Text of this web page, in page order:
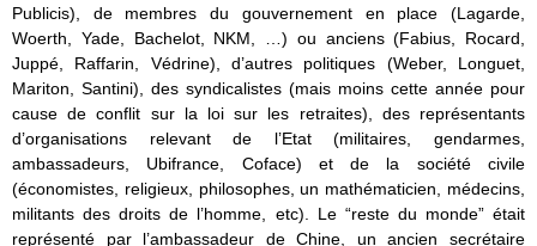
Publicis), de membres du gouvernement en place (Lagarde,
Woerth, Yade, Bachelot, NKM, …) ou anciens (Fabius, Rocard,
Juppé, Raffarin, Védrine), d’autres politiques (Weber, Longuet,
Mariton, Santini), des syndicalistes (mais moins cette année pour
cause de conflit sur la loi sur les retraites), des représentants
d’organisations relevant de l’Etat (militaires, gendarmes,
ambassadeurs, Ubifrance, Coface) et de la société civile
(économistes, religieux, philosophes, un mathématicien, médecins,
militants des droits de l’homme, etc). Le “reste du monde” était
représenté par l’ambassadeur de Chine, un ancien secrétaire